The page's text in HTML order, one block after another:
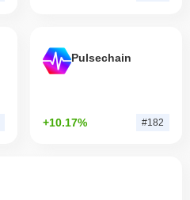
Pulsechain
+10.17% #182